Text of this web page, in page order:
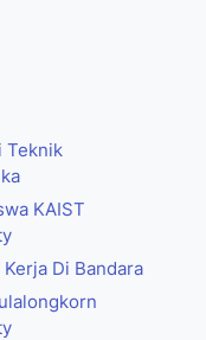
Teknik
KAIST
Kerja Di Bandara